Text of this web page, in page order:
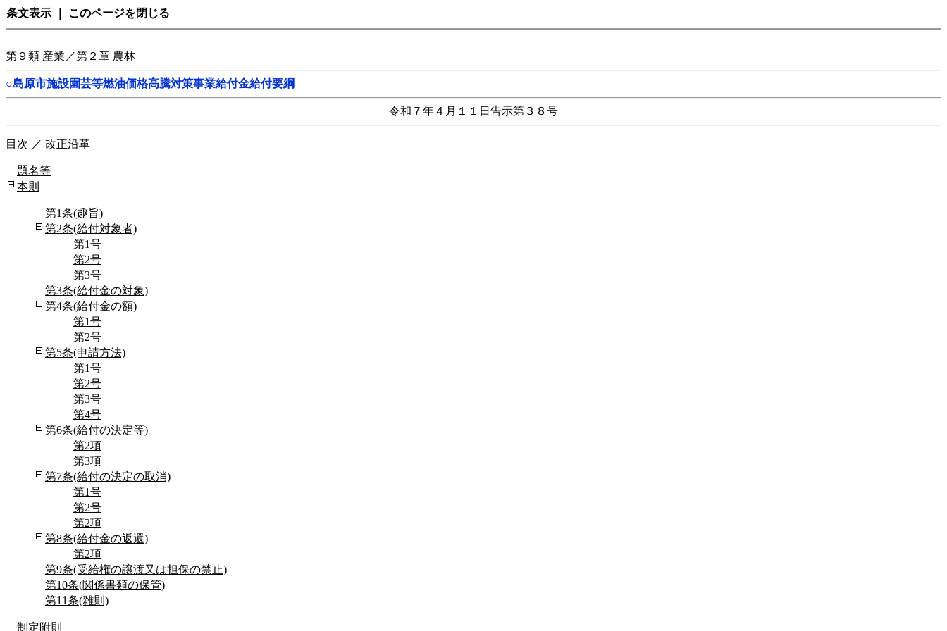
条文表示 このページを閉じる
第９類 産業／第２章 農林
○島原市施設園芸等燃油価格高騰対策事業給付金給付要綱
令和７年４月１１日告示第３８号
目次 ／ 改正沿革
題名等
本則
第1条(趣旨)
第2条(給付対象者)
第1号
第2号
第3号
第3条(給付金の対象)
第4条(給付金の額)
第1号
第2号
第5条(申請方法)
第1号
第2号
第3号
第4号
第6条(給付の決定等)
第2項
第3項
第7条(給付の決定の取消)
第1号
第2号
第2項
第8条(給付金の返還)
第2項
第9条(受給権の譲渡又は担保の禁止)
第10条(関係書類の保管)
第11条(雑則)
制定附則